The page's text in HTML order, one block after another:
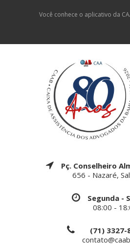
Você conhece o aplicativo da
Pç. Conselheiro
656 - Nazaré,
Segunda -
08:00 -
(71) 3327-